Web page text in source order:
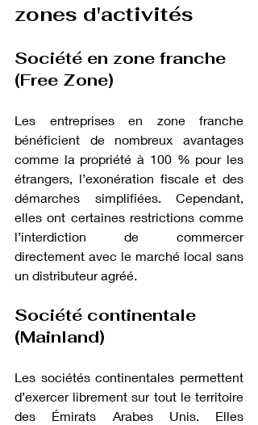
zones d'activités
Société en zone franche
(Free Zone)
Les entreprises en zone franche
bénéficient de nombreux avantages
comme la propriété à 100 % pour les
étrangers, l’exonération fiscale et des
démarches simplifiées. Cependant,
elles ont certaines restrictions comme
l’interdiction de commercer
directement avec le marché local sans
un distributeur agréé.
Société continentale
(Mainland)
Les sociétés continentales permettent
d’exercer librement sur tout le territoire
des Émirats Arabes Unis. Elles